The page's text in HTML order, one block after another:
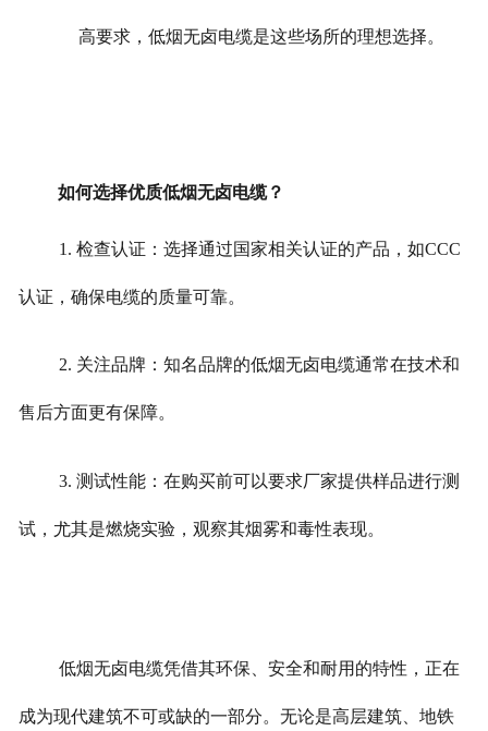
高要求，低烟无卤电缆是这些场所的理想选择。
如何选择优质低烟无卤电缆？
1. 检查认证：选择通过国家相关认证的产品，如CCC
认证，确保电缆的质量可靠。
2. 关注品牌：知名品牌的低烟无卤电缆通常在技术和
售后方面更有保障。
3. 测试性能：在购买前可以要求厂家提供样品进行测
试，尤其是燃烧实验，观察其烟雾和毒性表现。
低烟无卤电缆凭借其环保、安全和耐用的特性，正在
成为现代建筑不可或缺的一部分。无论是高层建筑、地铁